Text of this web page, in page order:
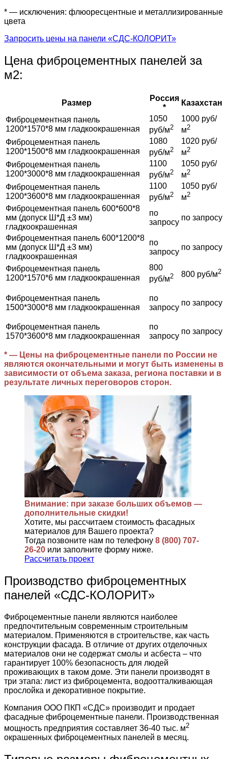
* — исключения: флюоресцентные и металлизированные
цвета
Запросить цены на панели «СДС-КОЛОРИТ»
Цена фиброцементных панелей за
м2:
Размер
Россия
*
Казахстан
Фиброцементная панель
1200*1570*8 мм гладкоокрашенная
1050
руб/м2
1000 руб/
м2
Фиброцементная панель
1200*1500*8 мм гладкоокрашенная
1080
руб/м2
1020 руб/
м2
Фиброцементная панель
1200*3000*8 мм гладкоокрашенная
1100
руб/м2
1050 руб/
м2
Фиброцементная панель
1200*3600*8 мм гладкоокрашенная
1100
руб/м2
1050 руб/
м2
Фиброцементная панель 600*600*8
мм (допуск Ш*Д ±3 мм)
гладкоокрашенная
по
запросу
по запросу
Фиброцементная панель 600*1200*8
мм (допуск Ш*Д ±3 мм)
гладкоокрашенная
по
запросу
по запросу
Фиброцементная панель
1200*1570*6 мм гладкоокрашенная
800
руб/м2 800 руб/м2
Фиброцементная панель
1500*3000*8 мм гладкоокрашенная
по
запросу
по запросу
Фиброцементная панель
1570*3600*8 мм гладкоокрашенная
по
запросу
по запросу
* — Цены на фиброцементные панели по России не
являются окончательными и могут быть изменены в
зависимости от объема заказа, региона поставки и в
результате личных переговоров сторон.
Внимание: при заказе больших объемов —
дополнительные скидки!
Хотите, мы рассчитаем стоимость фасадных
материалов для Вашего проекта?
Тогда позвоните нам по телефону 8 (800) 707-
26-20 или заполните форму ниже.
Рассчитать проект
Производство фиброцементных
панелей «СДС-КОЛОРИТ»
Фиброцементные панели являются наиболее
предпочтительным современным строительным
материалом. Применяются в строительстве, как часть
конструкции фасада. В отличие от других отделочных
материалов они не содержат смолы и асбеста – что
гарантирует 100% безопасность для людей
проживающих в таком доме. Эти панели производят в
три этапа: лист из фиброцемента, водоотталкивающая
прослойка и декоративное покрытие.
Компания ООО ПКП «СДС» производит и продает
фасадные фиброцементные панели. Производственная
мощность предприятия составляет 36-40 тыс. м2
окрашенных фиброцементных панелей в месяц.